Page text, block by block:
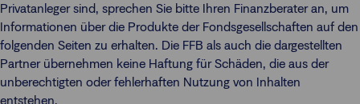
Privatanleger sind, sprechen Sie bitte Ihren Finanzberater an, um
Informationen über die Produkte der Fondsgesellschaften auf den
folgenden Seiten zu erhalten. Die FFB als auch die dargestellten
Partner übernehmen keine Haftung für Schäden, die aus der
unberechtigten oder fehlerhaften Nutzung von Inhalten
entstehen.